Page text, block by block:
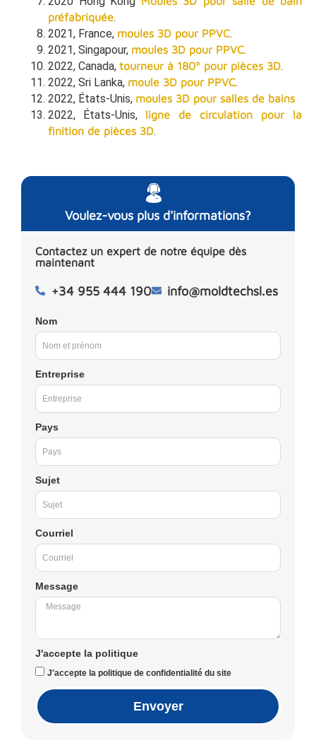
préfabriquée.
2021, France, moules 3D pour PPVC.
2021, Singapour, moules 3D pour PPVC.
2022, Canada, tourneur à 180º pour pièces 3D.
2022, Sri Lanka, moule 3D pour PPVC.
2022, États-Unis, moules 3D pour salles de bains
2022, États-Unis, ligne de circulation pour la
finition de pièces 3D.
Voulez-vous plus d'informations?
Contactez un expert de notre équipe dès
maintenant
+34 955 444 190 info@moldtechsl.es
Nom
Entreprise
Pays
Sujet
Courriel
Message
J'accepte la politique
J'accepte la politique de confidentialité du site
Envoyer